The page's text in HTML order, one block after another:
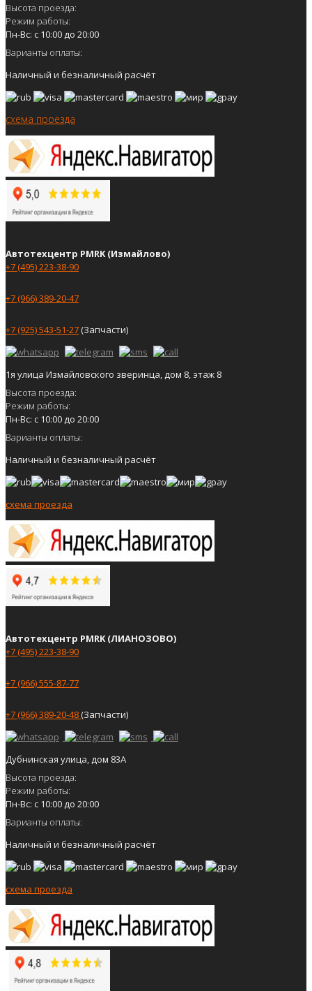
Высота проезда:
Режим работы:
Пн-Вс: с 10:00 до 20:00
Варианты оплаты:
Наличный и безналичный расчёт
схема проезда
Автотехцентр PMRK (Измайлово)
+7 (495) 223-38-90
+7 (966) 389-20-47
+7 (925) 543-51-27(Запчасти)
1я улица Измайловского зверинца, дом 8, этаж 8
Высота проезда:
Режим работы:
Пн-Вс: с 10:00 до 20:00
Варианты оплаты:
Наличный и безналичный расчёт
схема проезда
Автотехцентр PMRK (ЛИАНОЗОВО)
+7 (495) 223-38-90
+7 (966) 555-87-77
+7 (966) 389-20-48(Запчасти)
Дубнинская улица, дом 83А
Высота проезда:
Режим работы:
Пн-Вс: с 10:00 до 20:00
Варианты оплаты:
Наличный и безналичный расчёт
схема проезда